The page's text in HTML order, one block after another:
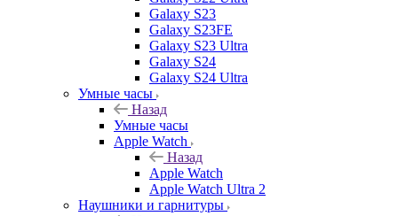
Galaxy S23
Galaxy S23FE
Galaxy S23 Ultra
Galaxy S24
Galaxy S24 Ultra
Умные часы
Назад
Умные часы
Apple Watch
Назад
Apple Watch
Apple Watch Ultra 2
Наушники и гарнитуры